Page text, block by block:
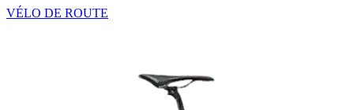
VÉLO DE ROUTE